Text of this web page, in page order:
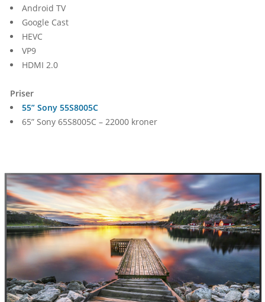
Android TV
Google Cast
HEVC
VP9
HDMI 2.0
Priser
55” Sony 55S8005C
65” Sony 65S8005C – 22000 kroner